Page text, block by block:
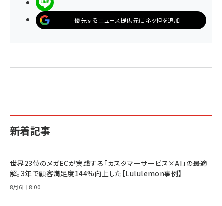
優先するニュース提供元にネッ担を追加
新着記事
世界23位のメガECが実践する「カスタマーサービス×AI」の最適
解。3年で顧客満足度144%向上した【Lululemon事例】
8月6日 8:00